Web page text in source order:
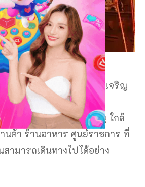
าจเจริญ ที่มีความทันสมัย
งาม ใกล้กับที่เที่ยวอำนาจเจริญ
ลยค่ะโรงแรมฝ้ายขิด ที่พัก
ใจกลางเมืองอำนาจเจริญ ใกล้
นค้า ร้านอาหาร ศูนย์ราชการ ที่
ามารถเดินทางไปได้อย่าง